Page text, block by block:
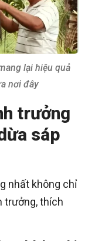
lại hiệu quả
nơi đây
trưởng
sáp
nhất không chỉ
trưởng, thích